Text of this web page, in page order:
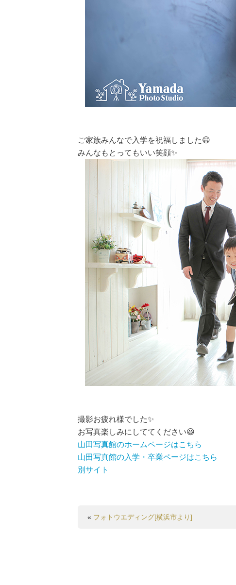
ご家族みんなで入学を祝福しました😃
みんなもとってもいい笑顔✨
撮影お疲れ様でした✨
お写真楽しみにしててください😃
山田写真館のホームページはこちら
山田写真館の入学・卒業ページはこちら
別サイト
« フォトウエディング[横浜市より]